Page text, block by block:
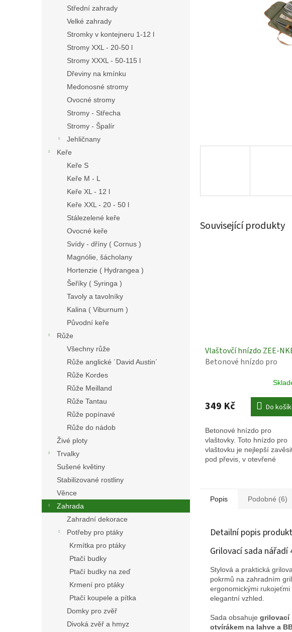
Střední zahrady
Velké zahrady
Stromky v kontejneru 1-12 l
Stromy XXL - 20-50 l
Stromy XXXL - 50-115 l
Dřeviny na kmínku
Medonosné stromy
Ovocné stromy
Stromy - Střecha
Stromy - Špalír
Jehličnany
Keře
Keře S
Keře M - L
Keře XL - 12 l
Keře XXL - 20 - 50 l
Stálezelené keře
Ovocné keře
Svídy - dříny ( Cornus )
Magnólie, šácholany
Hortenzie ( Hydrangea )
Šeříky ( Syringa )
Tavoly a tavolníky
Kalina ( Viburnum )
Původní keře
Růže
Všechny růže
Růže anglické ´David Austin´
Růže Kordes
Růže Meilland
Růže Tantau
Růže popínavé
Růže do nádob
Živé ploty
Trvalky
Sušené květiny
Stabilizované rostliny
Věnce
Zahrada
Zahradní dekorace
Potřeby pro ptáky
Krmítka pro ptáky
Ptačí budky
Ptačí budky na zeď
Krmení pro ptáky
Ptačí koupele a pítka
Domky pro zvěř
Divoká zvěř a hmyz
Související produkty
Vlaštovčí hnízdo ZEE-
Betonové hnízdo pro
349 Kč Do
Betonové hnízdo pro
vlaštovky. Toto hnízdo pro
vlaštovku je nejlepší
pod převis, v otevřené
Popis Podobné (6)
Detailní popis
Grilovací sada
Stylová a praktická
pokrmů na zahradním
ergonomickými
elegantní vzhled.
Sada obsahuje grilovací
otvírákem na lahve a